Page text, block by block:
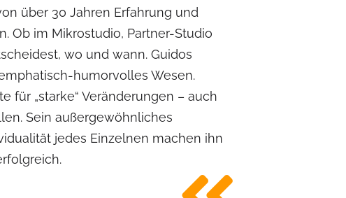
über 30 Jahren Erfahrung und
Ob im Mikrostudio, Partner-Studio
wo und wann. Guidos
humorvolles Wesen.
für „starke“ Veränderungen – auch
Sein außergewöhnliches
jedes Einzelnen machen ihn